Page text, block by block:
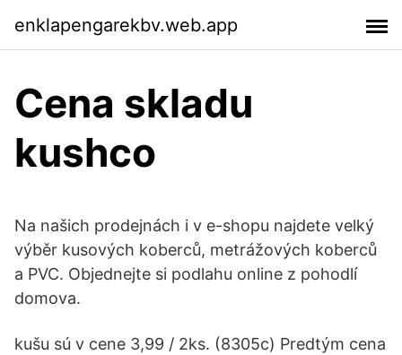
enklapengarekbv.web.app
Cena skladu
kushco
Na našich prodejnách i v e-shopu najdete velký
výběr kusových koberců, metrážových koberců
a PVC. Objednejte si podlahu online z pohodlí
domova.
kušu sú v cene 3,99 / 2ks. (8305c) Predtým cena